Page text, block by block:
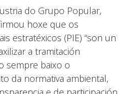
do Grupo Popular,
hoxe que os
estratéxicos (PIE) “son un
a tramitación
sempre baixo o
da normativa ambiental,